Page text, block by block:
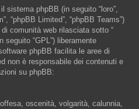
sistema phpBB (in seguito “loro”,
“phpBB Limited”, “phpBB Teams”)
comunità web rilasciata sotto “
seguito “GPL”) liberamente
phpBB facilita le aree di
non è responsabile dei contenuti e
su phpBB:
oscenità, volgarità, calunnia,